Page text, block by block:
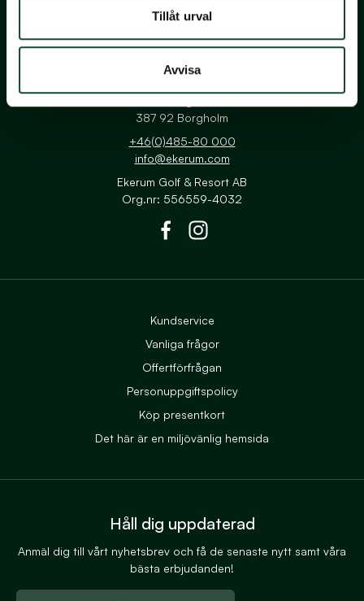
Tillåt urval
Avvisa
Navigera till startsidan
387 92 Borgholm
+46(0)485-80 000
info@ekerum.com
Ekerum Golf & Resort AB
Org.nr: 556559-4032
Kundservice
Vanliga frågor
Offertförfrågan
Personuppgiftspolicy
Köp presentkort
Det här är en miljövänlig hemsida
Håll dig uppdaterad
Anmäl dig till vårt nyhetsbrev och få de senaste nytt samt våra
bästa erbjudanden!